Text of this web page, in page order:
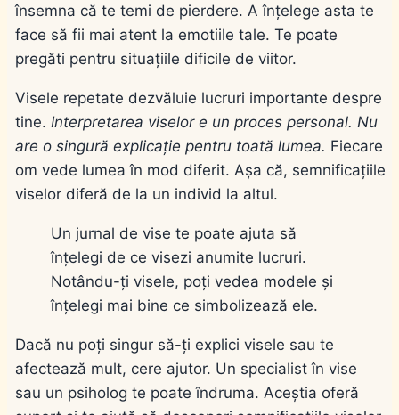
însemna că te temi de pierdere. A înțelege asta te
face să fii mai atent la emotiile tale. Te poate
pregăti pentru situațiile dificile de viitor.
Visele repetate dezvăluie lucruri importante despre
tine. Interpretarea viselor e un proces personal. Nu
are o singură explicație pentru toată lumea. Fiecare
om vede lumea în mod diferit. Așa că, semnificațiile
viselor diferă de la un individ la altul.
Un jurnal de vise te poate ajuta să
înțelegi de ce visezi anumite lucruri.
Notându-ți visele, poți vedea modele și
înțelegi mai bine ce simbolizează ele.
Dacă nu poți singur să-ți explici visele sau te
afectează mult, cere ajutor. Un specialist în vise
sau un psiholog te poate îndruma. Aceștia oferă